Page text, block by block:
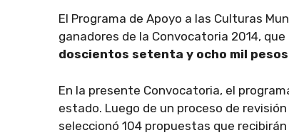
El Programa de Apoyo a las Culturas
ganadores de la Convocatoria 2014,
doscientos setenta y ocho mil pesos
En la presente Convocatoria, el
estado. Luego de un proceso de
seleccionó 104 propuestas que